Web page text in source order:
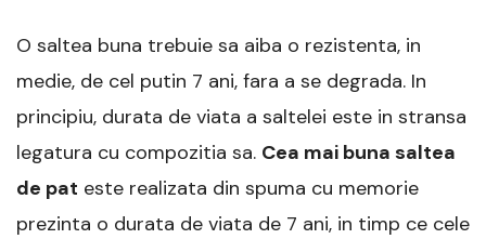
O saltea buna trebuie sa aiba o rezistenta, in
medie, de cel putin 7 ani, fara a se degrada. In
principiu, durata de viata a saltelei este in stransa
legatura cu compozitia sa. Cea mai buna saltea
de pat este realizata din spuma cu memorie
prezinta o durata de viata de 7 ani, in timp ce cele